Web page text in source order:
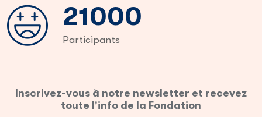
42000
Participants
Inscrivez-vous à notre newsletter et recevez
toute l'info de la Fondation